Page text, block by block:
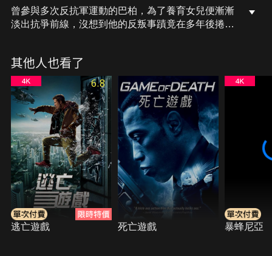
曾參與多次反抗軍運動的巴柏，為了養育女兒便漸漸
淡出抗爭前線，沒想到他的反叛事蹟竟在多年後捲土
聯絡過去的革命夥伴，並與女兒的老師一同展開拯救
女兒的計畫。本片入圍第98屆奧斯卡金像獎13項提名
(最佳影片、導演、男主角、男、女配角、改編劇
本、攝影、選角導演、原創配樂、攝影影片、剪輯、
美術設計、音效)。
其他人也看了
6.8
逃亡遊戲 死亡遊戲 暴蜂尼亞